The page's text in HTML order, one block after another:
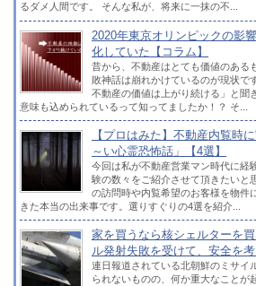
るダメ人間です。 そんな私が、将来に一抹の不...
2020年東京オリンピックの影
化していた【コラム】
昔から、不動産はとても価値のある
敗神話は崩れかけているのが現状で
不動産の価値は上がり続ける」と聞
意味も込められているって知ってましたか！？ そ...
【プロはみた】不動産内覧時
～い心霊恐怖話」【4選】
今回は私が不動産営業マン時代に経
験の数々をご紹介させて頂きたいと
の訪問時や内覧希望のお客様を物件
きた本当の出来事です。選りすぐりの4選を紹介...
家を買うなら核シェルターを
ル発射失敗を受けて、安全を
連日報道されている北朝鮮のミサイ
られないものの、何か重大なことが